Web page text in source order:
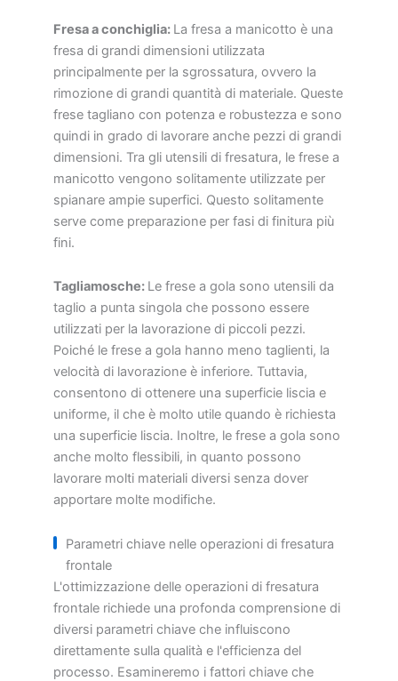
Fresa a conchiglia: La fresa a manicotto è una
fresa di grandi dimensioni utilizzata
principalmente per la sgrossatura, ovvero la
rimozione di grandi quantità di materiale. Queste
frese tagliano con potenza e robustezza e sono
quindi in grado di lavorare anche pezzi di grandi
dimensioni. Tra gli utensili di fresatura, le frese a
manicotto vengono solitamente utilizzate per
spianare ampie superfici. Questo solitamente
serve come preparazione per fasi di finitura più
fini.
Tagliamosche: Le frese a gola sono utensili da
taglio a punta singola che possono essere
utilizzati per la lavorazione di piccoli pezzi.
Poiché le frese a gola hanno meno taglienti, la
velocità di lavorazione è inferiore. Tuttavia,
consentono di ottenere una superficie liscia e
uniforme, il che è molto utile quando è richiesta
una superficie liscia. Inoltre, le frese a gola sono
anche molto flessibili, in quanto possono
lavorare molti materiali diversi senza dover
apportare molte modifiche.
Parametri chiave nelle operazioni di fresatura
frontale
L'ottimizzazione delle operazioni di fresatura
frontale richiede una profonda comprensione di
diversi parametri chiave che influiscono
direttamente sulla qualità e l'efficienza del
processo. Esamineremo i fattori chiave che